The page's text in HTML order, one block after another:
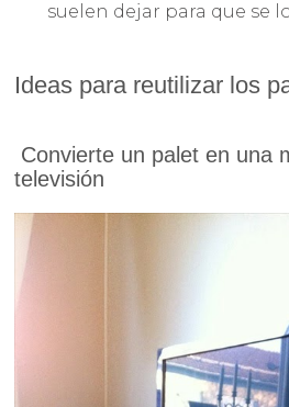
suelen dejar para que se
Ideas para reutilizar los
Convierte un palet en una
televisión